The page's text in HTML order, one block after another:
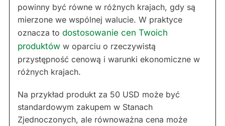
powinny być równe w różnych krajach, gdy są
mierzone we wspólnej walucie. W praktyce
oznacza to dostosowanie cen Twoich
produktów w oparciu o rzeczywistą
przystępność cenową i warunki ekonomiczne w
różnych krajach.
Na przykład produkt za 50 USD może być
standardowym zakupem w Stanach
Zjednoczonych, ale równoważna cena może